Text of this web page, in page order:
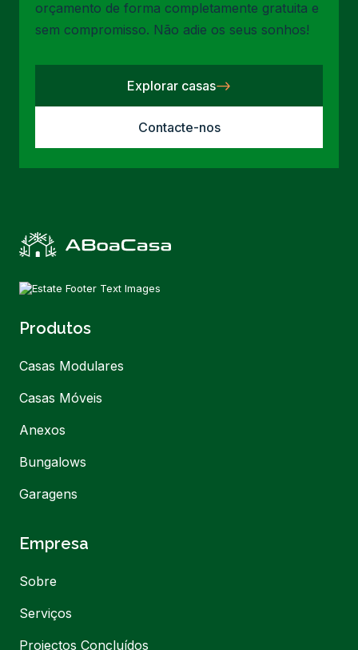
orçamento de forma completamente gratuita e
sem compromisso. Não adie os seus sonhos!
Explorar casas
Contacte-nos
Produtos
Casas Modulares
Casas Móveis
Anexos
Bungalows
Garagens
Empresa
Sobre
Serviços
Projectos Concluídos